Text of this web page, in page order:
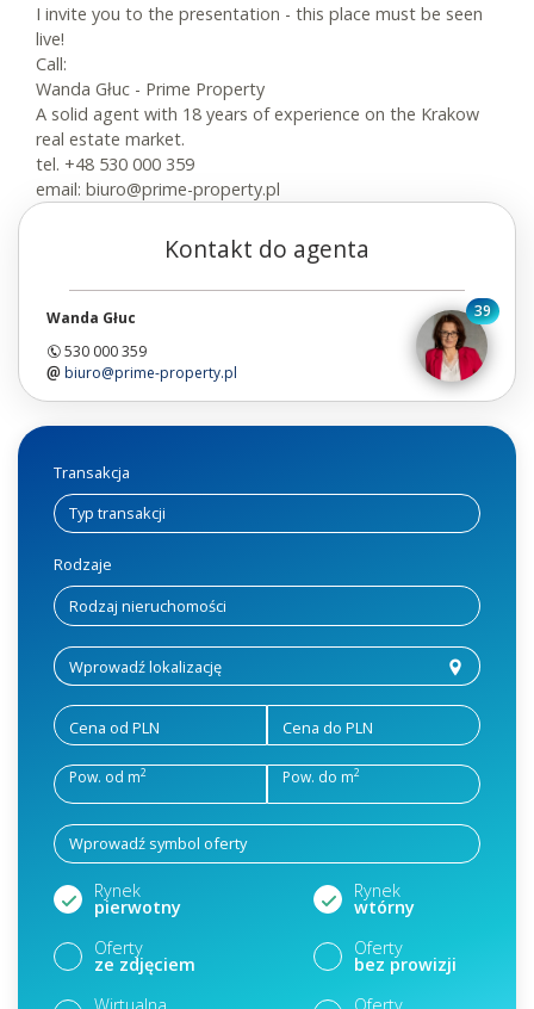
Kontakt do agenta
Wanda Głuc
530 000 359
biuro@prime-property.pl
39
Transakcja
Rodzaje
Cena od PLN Cena do PLN
Pow. od m2 Pow. do m2
Rynek
pierwotny
Rynek
wtórny
Oferty
ze zdjęciem
Oferty
bez prowizji
I invite you to the presentation - this place must be seen
live!
Call:
Wanda Głuc - Prime Property
A solid agent with 18 years of experience on the Krakow
real estate market.
tel. +48 530 000 359
email: biuro@prime-property.pl